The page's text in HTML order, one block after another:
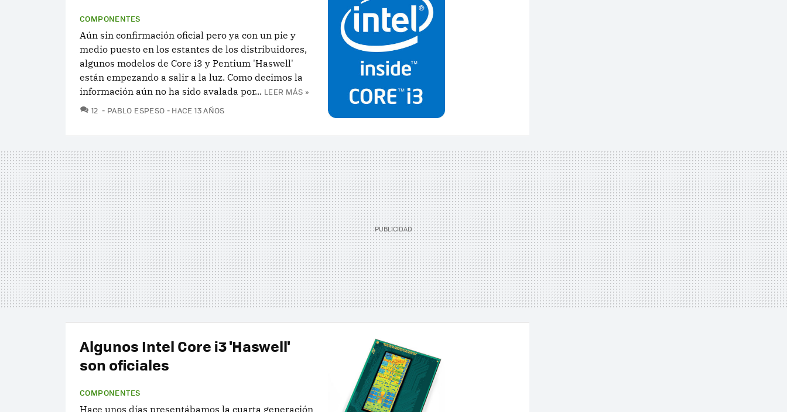
COMPONENTES
Aún sin confirmación oficial pero ya con un pie y
medio puesto en los estantes de los distribuidores,
algunos modelos de Core i3 y Pentium 'Haswell'
están empezando a salir a la luz. Como decimos la
información aún no ha sido avalada por... LEER MÁS »
12 COMENTARIOS
PABLO ESPESO HACE 13 AÑOS
Algunos Intel Core i3 'Haswell'
son oficiales
COMPONENTES
Hace unos días presentábamos la cuarta generación